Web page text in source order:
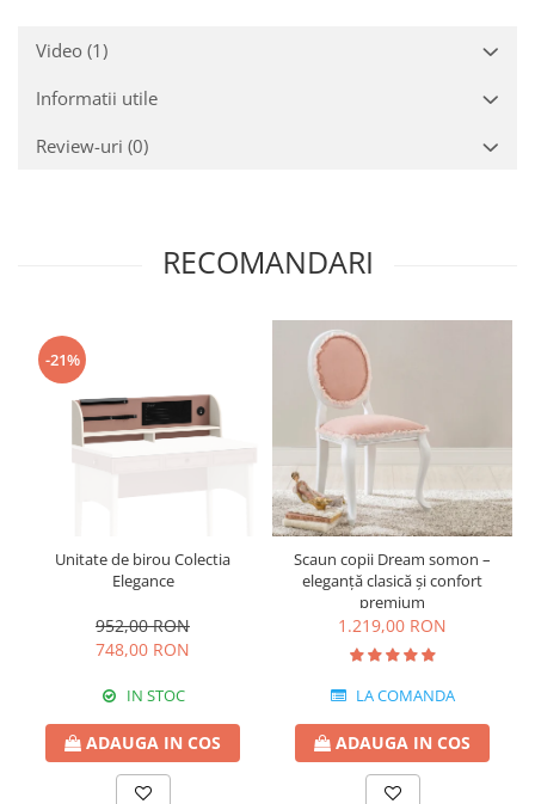
Video (1)
Informatii utile
Review-uri (0)
RECOMANDARI
-21%
Unitate de birou Colectia
Elegance
952,00 RON
748,00 RON
IN STOC
ADAUGA IN COS
Scaun copii Dream somon –
eleganță clasică și confort
premium
1.219,00 RON
LA COMANDA
ADAUGA IN COS